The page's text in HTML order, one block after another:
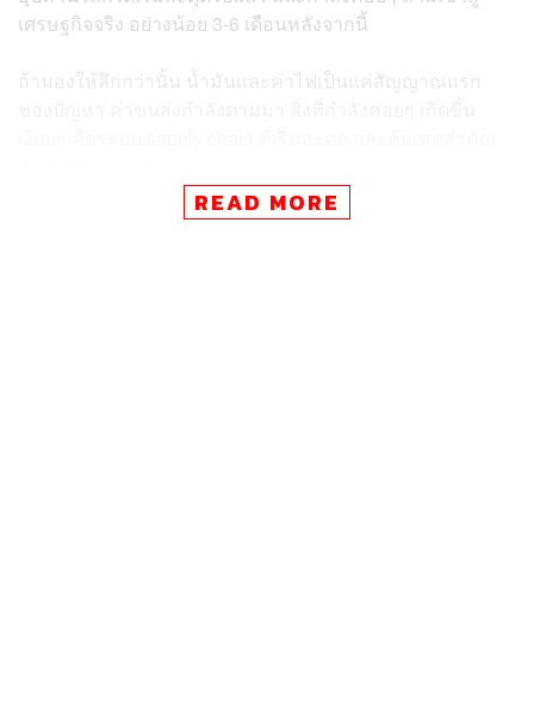
เศรษฐกิจจริง อย่างน้อย 3-6 เดือนหลังจากนี้
ถ้ามองให้ลึกกว่านั้น น้ำมันและค่าไฟเป็นแค่สัญญาณแรก
ตัวอย่างที่ชัดมากคือเม็ดพลาสติก วัตถุดิบที่คนแทบไม่เคย
READ MORE